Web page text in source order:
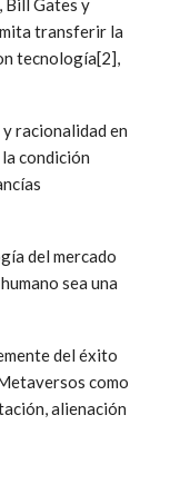
Bill Gates y
transferir la
tecnología[2],
racionalidad en
condición
del mercado
sea una
del éxito
como
alienación